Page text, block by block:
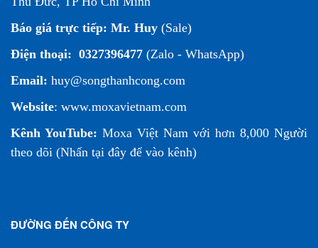
Báo giá trực tiếp: Mr. Huy (Sale)
Điện thoại: 0327396477 (Zalo - WhatsApp)
Email: huy@songthanhcong.com
Website: www.moxavietnam.com
Kênh YouTube: Moxa Việt Nam với hơn 8,000 Người
theo dõi (Nhấn tại đây để vào kênh)
ĐƯỜNG ĐẾN CÔNG TY